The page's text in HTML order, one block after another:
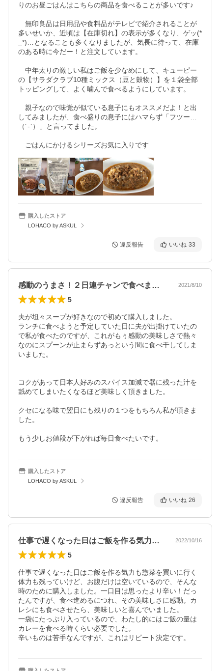
りのお昼ごはんはこちらの商品を食べることが多いです♪
無印良品は日用品や食料品がテレビで紹介されることが
多いせいか、近頃は【在庫切れ】の表示が多くなり、ゲッ(*
_*)…となることも多くなりましたが、気長に待って、在庫
のある時に今だー！と注文しています。
中年太りの激しい私はご飯を少なめにして、キューピー
の【サラダクラブ10種ミックス（豆と穀物）】を１袋全部
トッピングして、よく噛んで食べるようにしています。
親子なので味覚が似ている息子にもオススメだよ！と出
してみましたが、食べ盛りの息子にはハマらず「フツー…
（´-`）」と言ってました。
ごはんにかけるシリーズお気に入りです
購入したストア
LOHACO by ASKUL
違反報告 いいね 33
感動のうまさ！２日連チャンで食べました 2021/8/10
5
夫が坦々スープが好きなので初めて購入しました。
ランチに食べようと予定していた日に夫が出掛けていたの
で私が食べたのですが、これがもぅ感動の美味しさで熱々
なのにスプーンが止まらずあっという間に食べ干してしま
いました。
コクがあって日本人好みのスパイス加減で器に残った汁を
舐めてしまいたくなるほど美味しく頂きました。
クセになる味で翌日にも残りの１つをもちろん私が頂きま
した。
もう少しお値段が下がれば毎日食べたいです。
購入したストア
LOHACO by ASKUL
違反報告 いいね 26
仕事で遅くなった日はご飯を作る気力も惣… 2022/10/16
5
仕事で遅くなった日はご飯を作る気力も惣菜を買いに行く
体力も残っていけど、お腹だけは空いているので、そんな
時のために購入しました。一口目は思ったより辛い！だっ
たんですが、食べ進めるにつれ、その美味しさに感動。カ
レシにも食べさせたら、美味しいと喜んでいました。
一袋にたっぷり入っているので、わたし的にはご飯の量は
カレーを食べる時くらい必要でした。
辛いものは苦手なんですが、これはリピート決定です。